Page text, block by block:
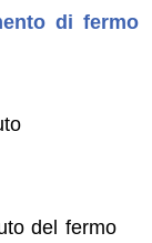
di fermo
del fermo